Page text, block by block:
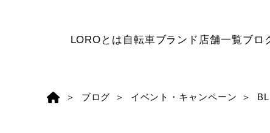
LOROとは 自転車ブランド 店舗一覧ブロ
ブログ イベント・キャンペーン